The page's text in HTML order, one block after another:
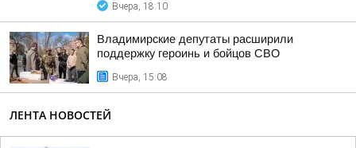
Вчера, 18:10
Владимирские депутаты расширили
поддержку героинь и бойцов СВО
Вчера, 15:08
ЛЕНТА НОВОСТЕЙ